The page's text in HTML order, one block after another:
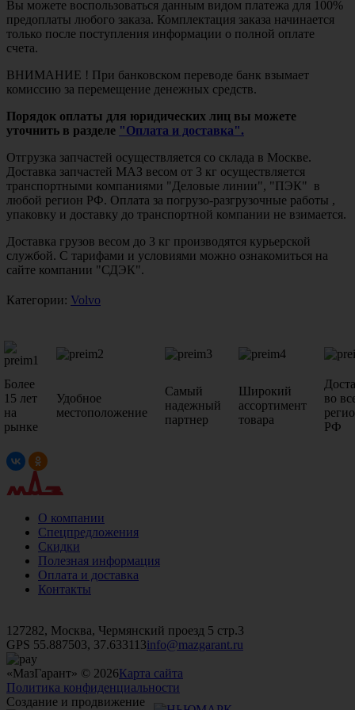
Вы можете воспользоваться данным видом платежа для 100%
предоплаты любого заказа. Комплектация заказа начинается
только после поступления информации о полной оплате
счета.
ВНИМАНИЕ ! При банковском переводе банк взымает
комиссию за перемещение денежных средств.
Порядок оплаты для юридических лиц вы можете
уточнить в разделе "Оплата и доставка".
Отгрузка запчастей осуществляется со склада в Москве.
Доставка запчастей МАЗ весом от 3 кг осуществляется
транспортными компаниями "Деловые линии", "ПЭК" в
любой регион РФ. Оплата за погрузо-разгрузочные работы ,
упаковку и доставку до транспортной компании не взимается.
Доставка грузов весом до 3 кг производятся курьерской
службой. С тарифами и условиями можно ознакомиться на
сайте компании "СДЭК".
Категории: Volvo
Более
15 лет
на
рынке
Удобное
местоположение
Самый
надежный
партнер
Широкий
ассортимент
товара
во
РФ
О компании
Спецпредложения
Скидки
Полезная информация
Оплата и доставка
Контакты
127282, Москва, Чермянский проезд 5 стр.3
GPS 55.887503, 37.633113info@mazgarant.ru
«МазГарант» © 2026Карта сайта
Политика конфиденциальности
Создание и продвижение